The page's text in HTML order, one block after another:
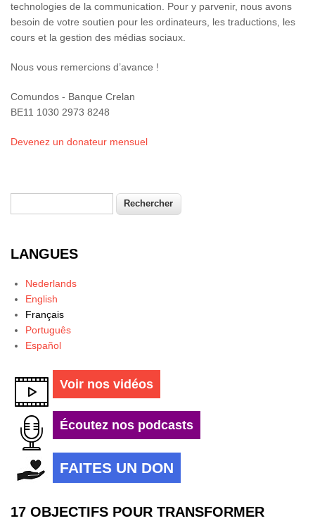
technologies de la communication. Pour y parvenir, nous avons
besoin de votre soutien pour les ordinateurs, les traductions, les
cours et la gestion des médias sociaux.
Nous vous remercions d’avance !
Comundos - Banque Crelan
BE11 1030 2973 8248
Devenez un donateur mensuel
Formulaire de recherche
LANGUES
Nederlands
English
Français
Português
Español
Voir nos vidéos
Écoutez nos podcasts
FAITES UN DON
17 OBJECTIFS POUR TRANSFORMER